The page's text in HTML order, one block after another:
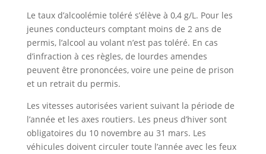
Le taux d’alcoolémie toléré s’élève à 0,4 g/L. Pour les
jeunes conducteurs comptant moins de 2 ans de
permis, l’alcool au volant n’est pas toléré. En cas
d’infraction à ces règles, de lourdes amendes
peuvent être prononcées, voire une peine de prison
et un retrait du permis.
Les vitesses autorisées varient suivant la période de
l’année et les axes routiers. Les pneus d’hiver sont
obligatoires du 10 novembre au 31 mars. Les
véhicules doivent circuler toute l’année avec les feux